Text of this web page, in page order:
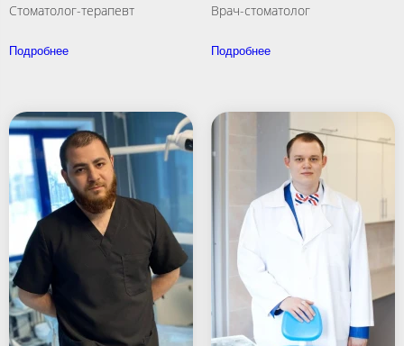
Стоматолог-терапевт
Подробнее
Врач-стоматолог
Подробнее